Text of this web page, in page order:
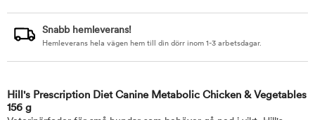
Snabb hemleverans!
Hemleverans hela vägen hem till din dörr inom 1-3 arbetsdagar.
Hill's Prescription Diet Canine Metabolic Chicken & Vegetables
156 g